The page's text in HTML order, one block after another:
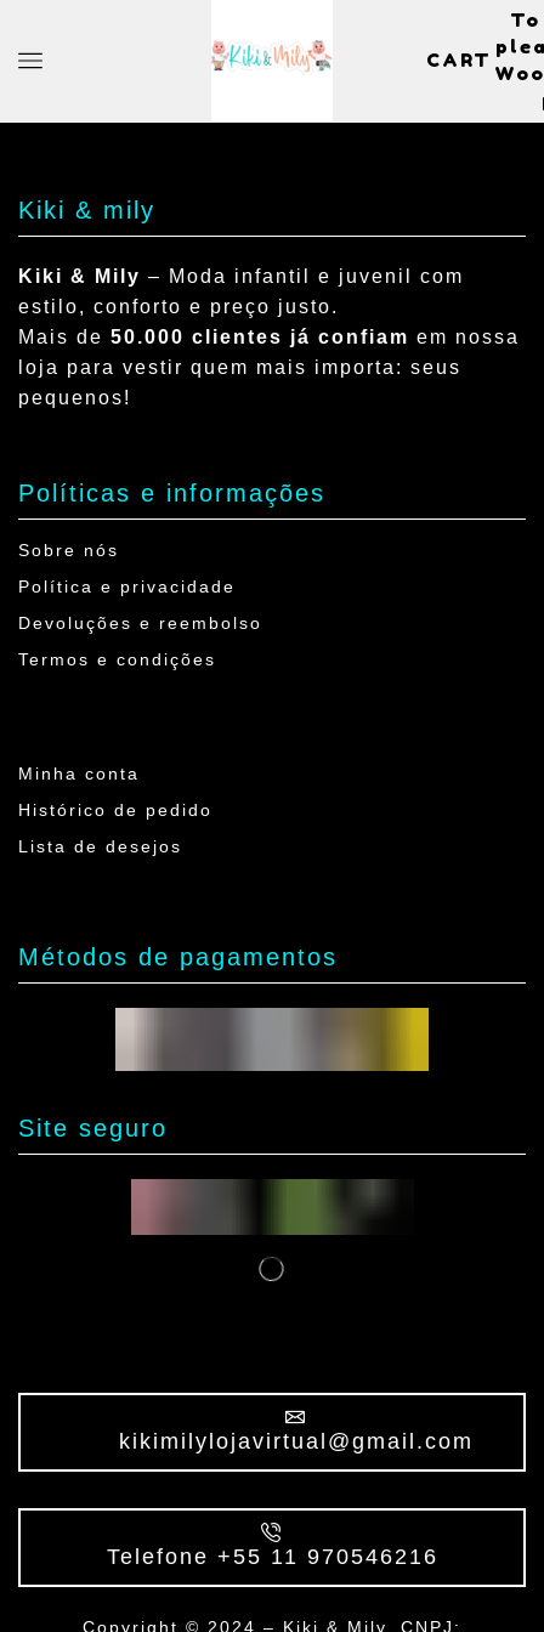
CART
Kiki & mily
Kiki & Mily – Moda infantil e juvenil com
estilo, conforto e preço justo.
Mais de 50.000 clientes já confiam em nossa
loja para vestir quem mais importa: seus
pequenos!
Políticas e informações
Sobre nós
Política e privacidade
Devoluções e reembolso
Termos e condições
Minha conta
Histórico de pedido
Lista de desejos
Métodos de pagamentos
Site seguro
kikimilylojavirtual@gmail.com
Telefone +55 11 970546216
Copyright © 2024 – Kiki & Mily. CNPJ: